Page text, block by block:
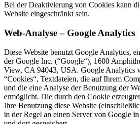
Bei der Deaktivierung von Cookies kann
Website eingeschränkt sein.
Web-Analyse – Google Analytics
Diese Website benutzt Google Analytics,
der Google Inc. (“Google“), 1600
View, CA 94043, USA. Google Analytics
“Cookies“, Textdateien, die auf Ihrem
und die eine Analyse der Benutzung der
ermöglicht. Die durch den Cookie
Ihre Benutzung diese Website
in der Regel an einen Server von Google